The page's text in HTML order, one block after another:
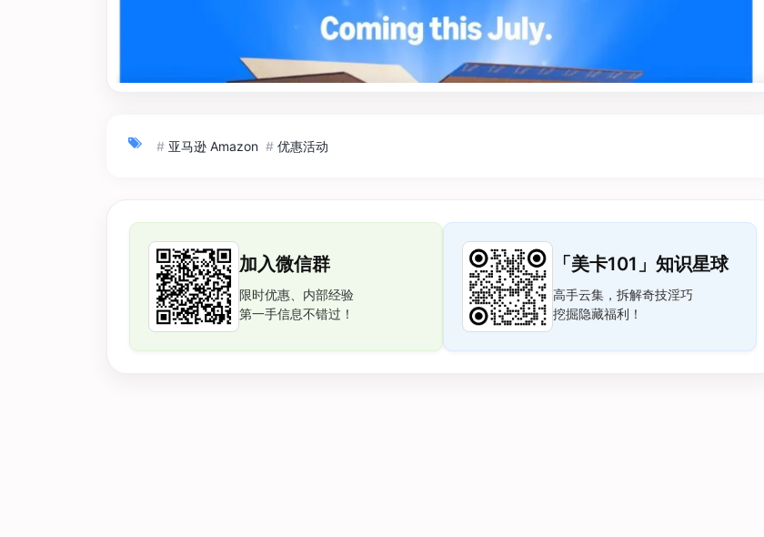
# 亚马逊 Amazon # 优惠活动
加入微信群
限时优惠、内部经验
第一手信息不错过！
「美卡101」知识星球
高手云集，拆解奇技淫巧
挖掘隐藏福利！